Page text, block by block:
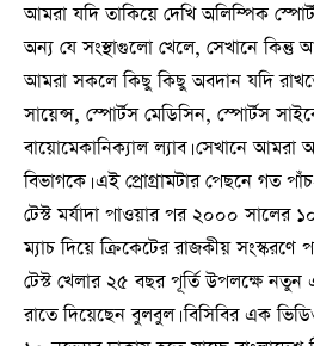
আমরা যদি তাকিয়ে দেখি অলিম্পিক
অন্য যে সংস্থাগুলো খেলে, সেখানে
আমরা সকলে কিছু কিছু অবদান যদি
সায়েন্স, স্পোর্টস মেডিসিন, স্পোর্টস
বায়োমেকানিক্যাল ল্যাব। সেখানে আমরা
বিভাগকে। এই প্রোগ্রামটার পেছনে গত
টেস্ট মর্যাদা পাওয়ার পর ২০০০ সালের
ম্যাচ দিয়ে ক্রিকেটের রাজকীয় সংস্করণে
টেস্ট খেলার ২৫ বছর পূর্তি উপলক্ষে
রাতে দিয়েছেন বুলবুল। বিসিবির এক